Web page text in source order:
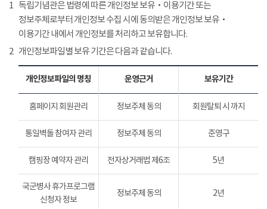
1 독립기념관은 법령에 따른 개인정보 보유‧이용기간 또는
정보주체로부터 개인정보 수집 시에 동의받은 개인정보 보유‧
이용기간 내에서 개인정보를 처리하고 보유합니다.
2 개인정보파일별 보유 기간은 다음과 같습니다.
개인정보파일의 명칭 운영근거 보유기간
홈페이지 회원관리 정보주체 동의 회원탈퇴 시 까지
통일벽돌 참여자 관리 정보주체 동의 준영구
캠핑장 예약자 관리 전자상거래법 제6조 5년
국군병사 휴가프로그램
신청자 정보
정보주체 동의 2년